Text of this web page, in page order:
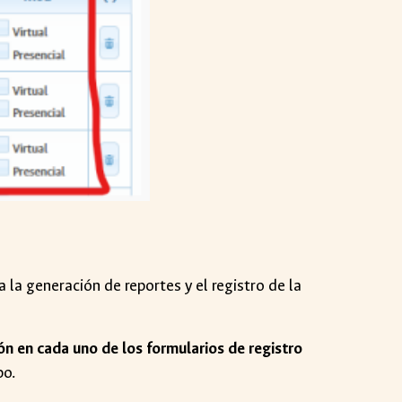
generación de reportes y el registro de la
en cada uno de los formularios de registro